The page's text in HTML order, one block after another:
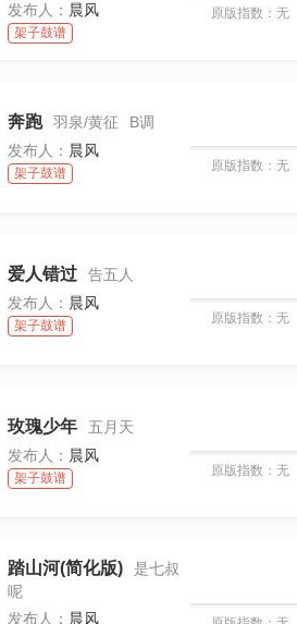
发布人： 晨风
架子鼓谱
原版指数：无
奔跑 羽泉/黄征
B调
发布人： 晨风
架子鼓谱
原版指数：无
爱人错过
告五人
发布人： 晨风
架子鼓谱
原版指数：无
玫瑰少年
五月天
发布人： 晨风
架子鼓谱
原版指数：无
踏山河(简化版)
是七叔
呢
发布人： 晨风